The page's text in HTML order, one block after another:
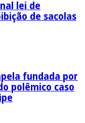
lei de
de sacolas
fundada por
polêmico caso